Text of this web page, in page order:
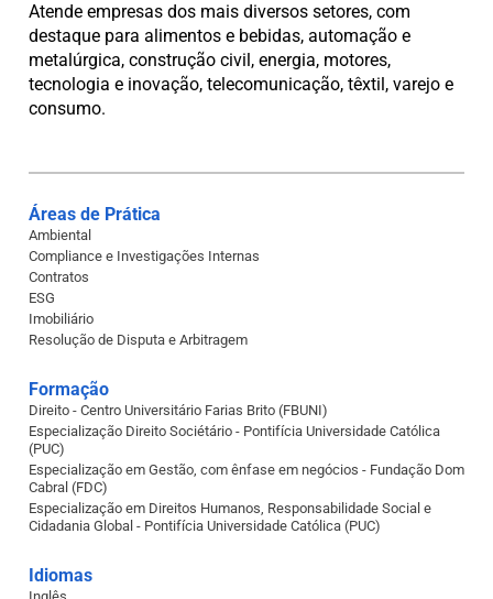
Atende empresas dos mais diversos setores, com
destaque para alimentos e bebidas, automação e
metalúrgica, construção civil, energia, motores,
tecnologia e inovação, telecomunicação, têxtil, varejo e
consumo.
Áreas de Prática
Ambiental
Compliance e Investigações Internas
Contratos
ESG
Imobiliário
Resolução de Disputa e Arbitragem
Formação
Direito - Centro Universitário Farias Brito (FBUNI)
Especialização Direito Sociétário - Pontifícia Universidade Católica
(PUC)
Especialização em Gestão, com ênfase em negócios - Fundação Dom
Cabral (FDC)
Especialização em Direitos Humanos, Responsabilidade Social e
Cidadania Global - Pontifícia Universidade Católica (PUC)
Idiomas